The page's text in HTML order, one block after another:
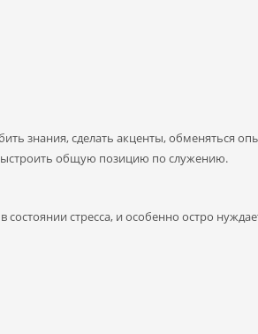
знания, сделать акценты, обменяться
общую позицию по служению.
стресса, и особенно остро